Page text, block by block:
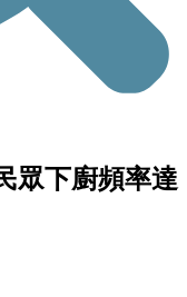
眾下廚頻率達